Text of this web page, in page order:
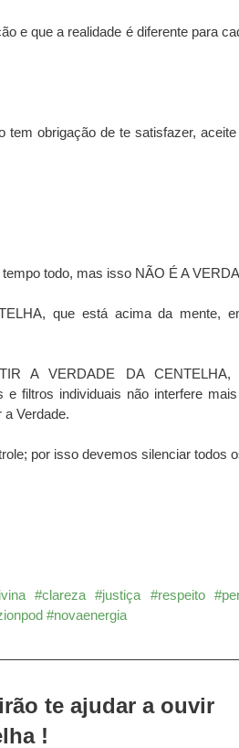
e que a realidade é diferente para
obrigação de te satisfazer,
todo, mas isso NÃO É A
que está acima da mente,
A VERDADE DA
filtros individuais não interfere
Verdade.
por isso devemos silenciar todos
#clareza #justiça #respeito
#novaenergia
te ajudar a ouvir
!